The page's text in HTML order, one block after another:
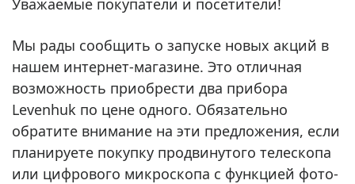
Мы рады сообщить о запуске новых акций в
нашем интернет-магазине. Это отличная
возможность приобрести два прибора
Levenhuk по цене одного. Обязательно
обратите внимание на эти предложения, если
планируете покупку продвинутого телескопа
или цифрового микроскопа с функцией фото-